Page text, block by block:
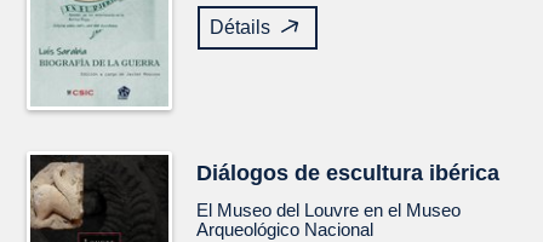
Détails
Diálogos de escultura ibérica
El Museo del Louvre en el Museo
Arqueológico Nacional